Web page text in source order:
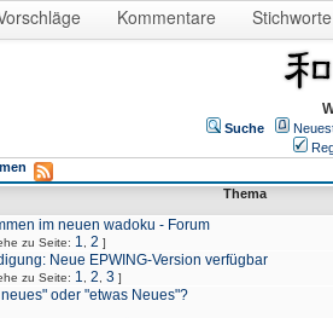
Kommentare Stichworte
Suche
Thema
im neuen wadoku - Forum
zu Seite: 1 2 ]
Neue EPWING-Version verfügbar
zu Seite: 1 2 3 ]
oder "etwas Neues"?